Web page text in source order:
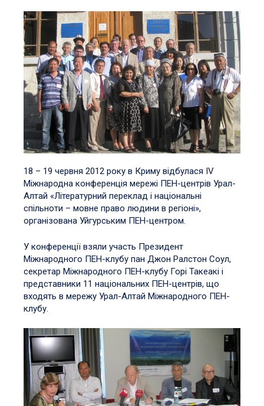
18 – 19 червня 2012 року в Криму відбулася IV
Міжнародна конференція мережі ПЕН-центрів Урал-
Алтай «Літературний переклад і національні
спільноти – мовне право людини в регіоні»,
організована Уйгурським ПЕН-центром.
У конференції взяли участь Президент
Міжнародного ПЕН-клубу пан Джон Ралстон Соул,
секретар Міжнародного ПЕН-клубу Горі Такеакі і
представники 11 національних ПЕН-центрів, що
входять в мережу Урал-Алтай Міжнародного ПЕН-
клубу.